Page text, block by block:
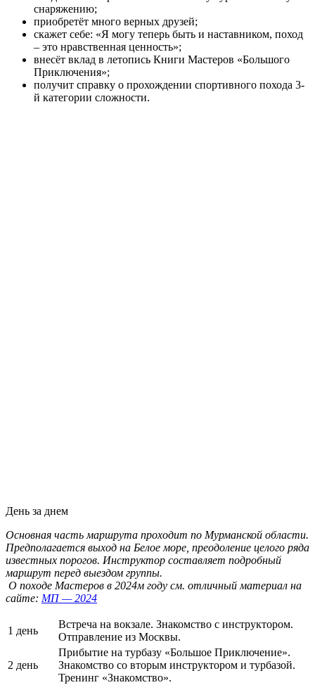
снаряжению;
приобретёт много верных друзей;
скажет себе: «Я могу теперь быть и наставником, поход
– это нравственная ценность»;
внесёт вклад в летопись Книги Мастеров «Большого
Приключения»;
получит справку о прохождении спортивного похода 3-
й категории сложности.
День за днем
Основная часть маршрута проходит по Мурманской области.
Предполагается выход на Белое море, преодоление целого ряда
известных порогов. Инструктор составляет подробный
маршрут перед выездом группы.
О походе Мастеров в 2024м году см. отличный материал на
сайте: МП — 2024
1 день
Встреча на вокзале. Знакомство с инструктором.
Отправление из Москвы.
2 день
Прибытие на турбазу «Большое Приключение».
Знакомство со вторым инструктором и турбазой.
Тренинг «Знакомство».